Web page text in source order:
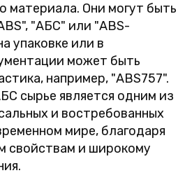
материала. Они могут быть
"АБС" или "ABS-
упаковке или в
может быть
например, "ABS757".
сырье является одним из
и востребованных
мире, благодаря
свойствам и широкому